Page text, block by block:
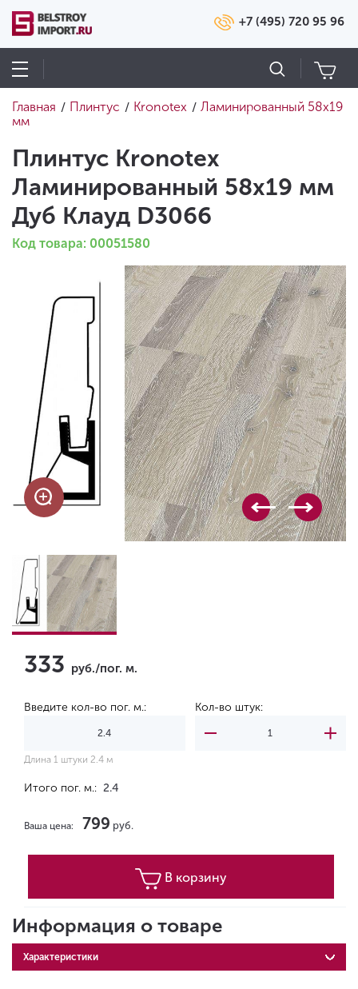
+7 (495) 720 95 96
Главная / Плинтус / Kronotex / Ламинированный 58х19
мм
Плинтус Kronotex
Ламинированный 58х19 мм
Дуб Клауд D3066
Код товара: 00051580
333 руб./пог. м.
Введите кол-во пог. м.: Кол-во штук:
Длина 1 штуки 2.4 м
Итого пог. м.: 2.4
Ваша цена: 799 руб.
В корзину
Информация о товаре
Характеристики